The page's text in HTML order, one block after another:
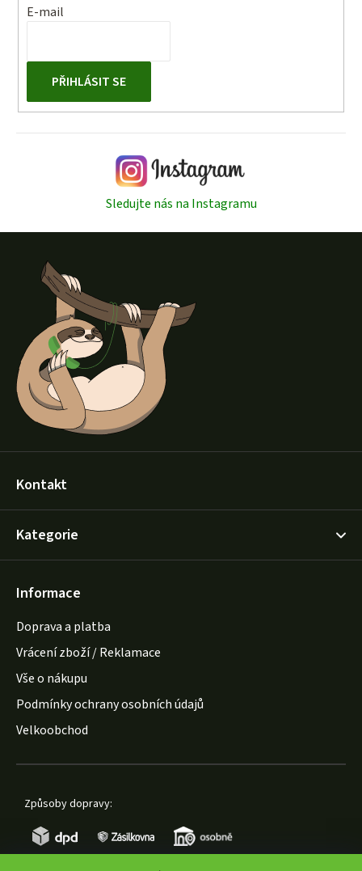
E-mail
PŘIHLÁSIT SE
Sledujte nás na Instagramu
Kontakt
Kategorie
Informace
Doprava a platba
Vrácení zboží / Reklamace
Vše o nákupu
Podmínky ochrany osobních údajů
Velkoobchod
Způsoby dopravy: